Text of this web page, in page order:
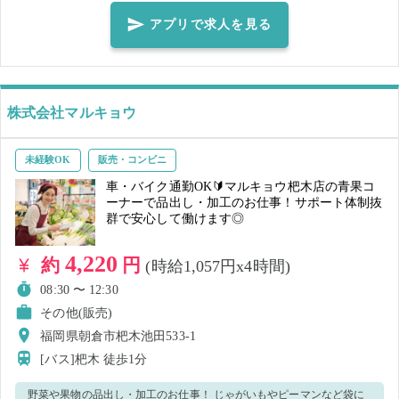
いすることもございます。ご了承くださいませ。 ■こんな方におススメ
♪ ・コツコツ＆モクモクと作業が好き ・最近体が鈍ってるな...体を動か
したい！ 荷物を降ろすだけのお仕事なので難しい作業は一切なし🌟 初
めての方でも体力があれば、安心してお仕事できますよ！ 是非一緒に
体を動かして稼ぎませんか？☆彡 【🐈一緒に創り上げてくださる長期
「いいな」と思ったり ・安定的に働きたい！ 等々... 充実の待遇・福
利厚生のご準備がございますので、ご興味のある方はお気軽にスタッ
フへお声がけください！ 【勤務時間の最後に簡単なアンケートを実施
しております。 ご協力のほどよろしくお願いいたします！】
アプリで求人を見る
株式会社マルキョウ
未経験OK 販売・コンビニ
車・バイク通勤OK🔰マルキョウ杷木店の青果コ
ーナーで品出し・加工のお仕事！サポート体制抜
群で安心して働けます◎
約 4,220 円(時給1,057円x4時間)
08:30 〜 12:30
その他(販売)
福岡県朝倉市杷木池田533-1
[バス]杷木徒歩1分
野菜や果物の品出し・加工のお仕事！ じゃがいもやピーマンなど袋に